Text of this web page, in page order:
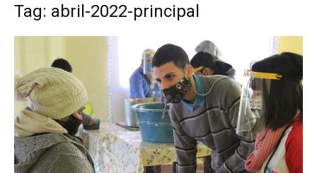
Tag: abril-2022-principal